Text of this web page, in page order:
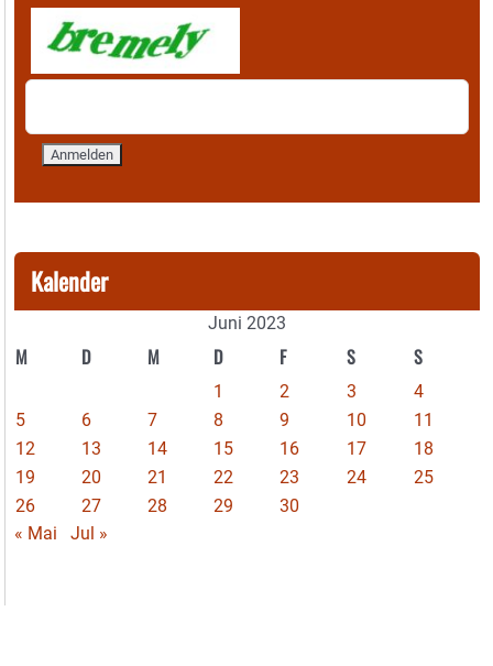
Kalender
Juni 2023
M D M D F S S
1 2 3
4
5
6 7 8 9 10
11
12
13 14 15 16 17
18
19
20 21 22 23 24
25
26
27 28 29
30
« Mai
Jul »